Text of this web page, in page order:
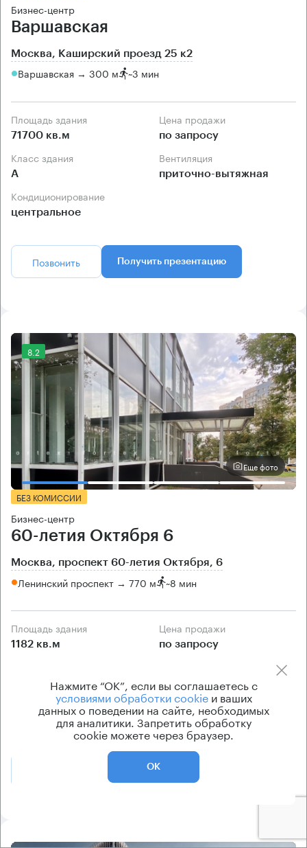
Бизнес-центр
Варшавская
Москва, Каширский проезд 25 к2
Варшавская → 300 м ~3 мин
Площадь здания
71700 кв.м
Цена продажи
по запросу
Класс здания
А
Вентиляция
приточно-вытяжная
Кондиционирование
центральное
Позвонить Получить презентацию
8.2
Еще фото
БЕЗ КОМИССИИ
Бизнес-центр
60-летия Октября 6
Москва, проспект 60-летия Октября, 6
Ленинский проспект → 770 м ~8 мин
Площадь здания
1182 кв.м
Цена продажи
по запросу
естественная
Кондиционирование
центральное
Получить презентацию
Нажмите “ОК”, если вы соглашаетесь с
условиями обработки cookieи ваших
данных о поведении на сайте, необходимых
для аналитики. Запретить обработку
cookie можете через браузер.
ОК